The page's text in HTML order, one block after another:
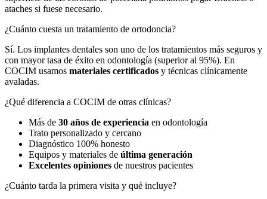
ataches si fuese necesario.
¿Cuánto cuesta un tratamiento de ortodoncia?
Sí. Los implantes dentales son uno de los tratamientos más seguros y
con mayor tasa de éxito en odontología (superior al 95%). En
COCIM usamos materiales certificados y técnicas clínicamente
avaladas.
¿Qué diferencia a COCIM de otras clínicas?
Más de 30 años de experiencia en odontología
Trato personalizado y cercano
Diagnóstico 100% honesto
Equipos y materiales de última generación
Excelentes opiniones de nuestros pacientes
¿Cuánto tarda la primera visita y qué incluye?